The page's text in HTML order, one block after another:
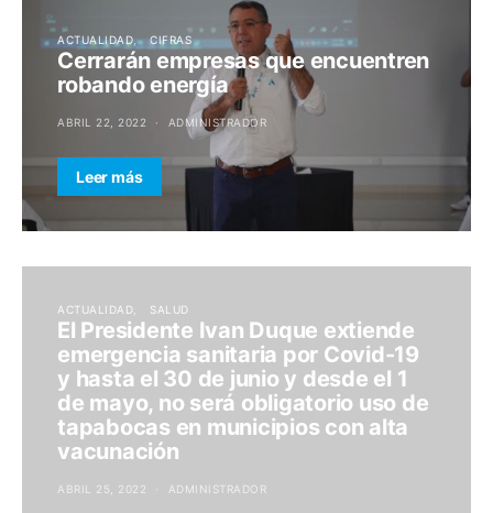
ACTUALIDAD CIFRAS
Cerrarán empresas que encuentren
robando energía
ABRIL 22, 2022 ADMINISTRADOR
Leer más
ACTUALIDAD SALUD
El Presidente Ivan Duque extiende
emergencia sanitaria por Covid-19
y hasta el 30 de junio y desde el 1
de mayo, no será obligatorio uso de
tapabocas en municipios con alta
vacunación
ABRIL 25, 2022 ADMINISTRADOR